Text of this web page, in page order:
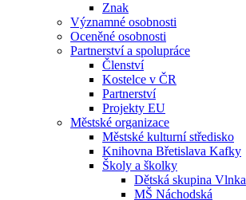
Znak
Významné osobnosti
Oceněné osobnosti
Partnerství a spolupráce
Členství
Kostelce v ČR
Partnerství
Projekty EU
Městské organizace
Městské kulturní středisko
Knihovna Břetislava Kafky
Školy a školky
Dětská skupina Vlnka
MŠ Náchodská